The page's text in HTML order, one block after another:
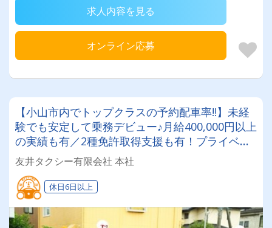
求人内容を見る
オンライン応募
【小山市内でトップクラスの予約配車率!!】未経
験でも安定して乗務デビュー♪月給400,000円以上
の実績も有／2種免許取得支援も有！プライベー
トも充実できます◎
友井タクシー有限会社 本社
休日6日以上